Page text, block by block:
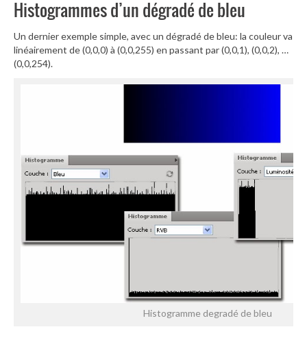
Histogrammes d’un dégradé de bleu
Un dernier exemple simple, avec un dégradé de bleu: la couleur va
linéairement de (0,0,0) à (0,0,255) en passant par (0,0,1), (0,0,2), …
(0,0,254).
Histogramme degradé de bleu